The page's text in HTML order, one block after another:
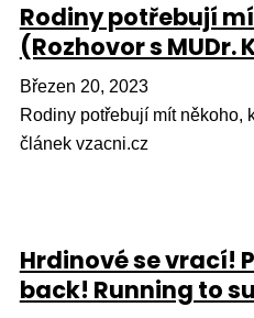
Rodiny potřebují
(Rozhovor s
Březen 20, 2023
Rodiny potřebují mít někoho,
článek vzacni.cz
Hrdinové se vrací!
back! Running to